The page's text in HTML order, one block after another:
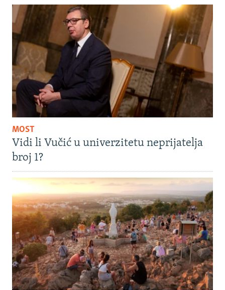
MOST
Vidi li Vučić u univerzitetu neprijatelja
broj 1?